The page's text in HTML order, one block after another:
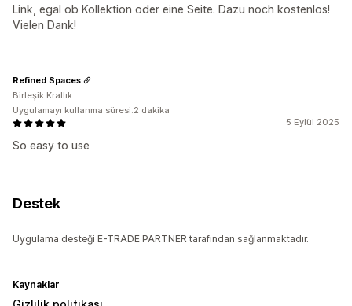
Link, egal ob Kollektion oder eine Seite. Dazu noch kostenlos!
Vielen Dank!
5 Eylül 2025
So easy to use
Refined Spaces
Birleşik Krallık
Uygulamayı kullanma süresi:2 dakika
Destek
Uygulama desteği E-TRADE PARTNER tarafından sağlanmaktadır.
Kaynaklar